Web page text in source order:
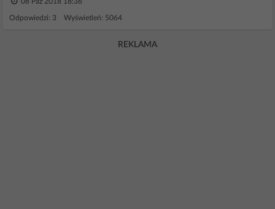
Odpowiedzi: 3 Wyświetleń: 5064
REKLAMA